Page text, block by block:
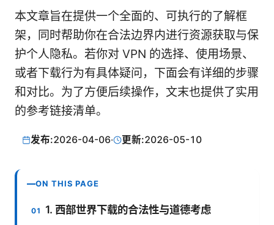
本文章旨在提供一个全面的、可执行的了解框
架，同时帮助你在合法边界内进行资源获取与保
护个人隐私。若你对 VPN 的选择、使用场景、
或者下载行为有具体疑问，下面会有详细的步骤
和对比。为了方便后续操作，文末也提供了实用
的参考链接清单。
发布:2026-04-06· 更新:2026-05-10
ON THIS PAGE
1. 西部世界下载的合法性与道德考虑